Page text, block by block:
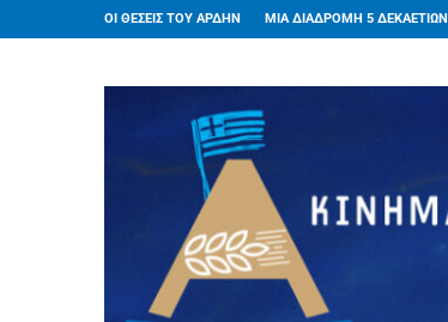
ΟΙ ΘΕΣΕΙΣ ΤΟΥ ΑΡΔΗΝ ΜΙΑ ΔΙΑΔΡΟΜΗ 5 ΔΕΚΑΕΤΙΩΝ